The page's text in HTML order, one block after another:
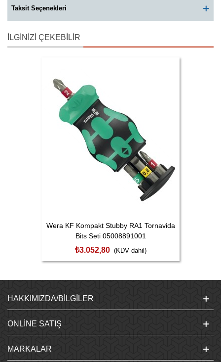
Taksit Seçenekleri
İLGINIZI ÇEKEBILIR
Wera KF Kompakt Stubby RA1 Tornavida
Bits Seti 05008891001
₺3.052,80 (KDV dahil)
HAKKIMIZDA/BILGILER
ONLINE SATIŞ
MARKALAR